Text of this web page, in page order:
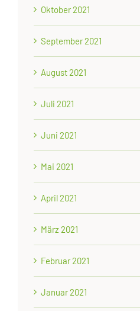
Oktober 2021
September 2021
August 2021
Juli 2021
Juni 2021
Mai 2021
April 2021
März 2021
Februar 2021
Januar 2021